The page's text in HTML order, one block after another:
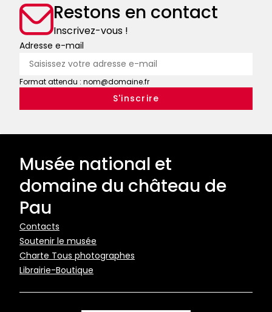
Restons en contact
Inscrivez-vous !
Adresse e-mail
Format attendu : nom@domaine.fr
Musée national et
domaine du château de
Pau
Pied
de
page
Contacts
Soutenir le musée
Charte Tous photographes
Librairie-Boutique